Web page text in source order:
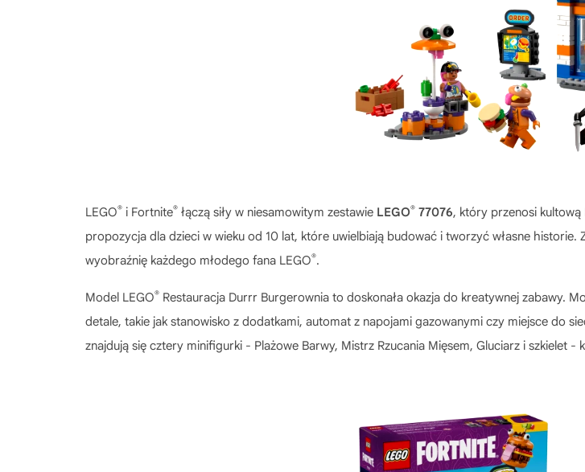
LEGO® i Fortnite® łączą siły w niesamowitym zestawie LEGO® 77076, który przenosi
propozycja dla dzieci w wieku od 10 lat, które uwielbiają budować i tworzyć własne
wyobraźnię każdego młodego fana LEGO®.
Model LEGO® Restauracja Durrr Burgerownia to doskonała okazja do kreatywnej zabawy.
detale, takie jak stanowisko z dodatkami, automat z napojami gazowanymi czy miejsce do
znajdują się cztery minifigurki - Plażowe Barwy, Mistrz Rzucania Mięsem, Gluciarz i szkielet